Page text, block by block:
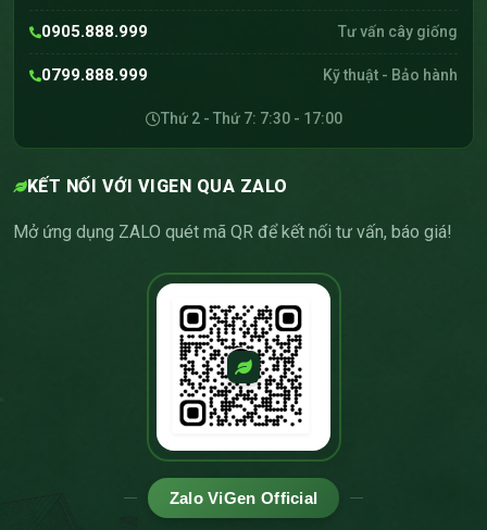
0905.888.999 Tư vấn cây giống
0799.888.999 Kỹ thuật - Bảo hành
Thứ 2 - Thứ 7: 7:30 - 17:00
KẾT NỐI VỚI VIGEN QUA ZALO
Mở ứng dụng ZALO quét mã QR để kết nối tư vấn, báo giá!
Zalo ViGen Official